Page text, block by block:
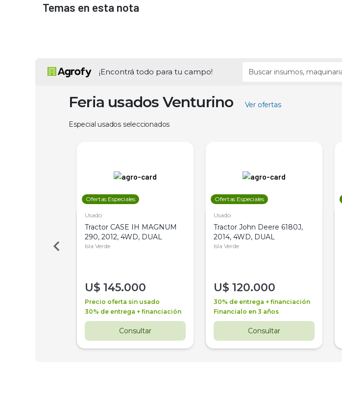
Temas en esta nota
¡Encontrá todo para tu campo!
Feria usados Venturino Ver ofertas
Especial usados seleccionados
Ofertas Especiales
Usado
Tractor CASE IH MAGNUM
290, 2012, 4WD, DUAL
Isla Verde
U$ 145.000
Precio oferta sin usado
30% de entrega + financiación
Consultar
Ofertas Especiales
Usado
Tractor John Deere 6180J,
2014, 4WD, DUAL
Isla Verde
U$ 120.000
30% de entrega + financiación
Financialo en 3 años
Consultar